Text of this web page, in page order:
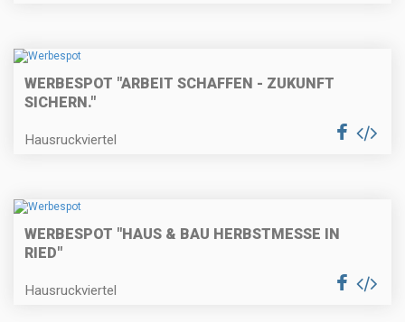
WERBESPOT "ARBEIT SCHAFFEN - ZUKUNFT
SICHERN."
Hausruckviertel
WERBESPOT "HAUS & BAU HERBSTMESSE IN
RIED"
Hausruckviertel